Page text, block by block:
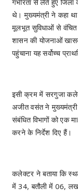
थे। मुख्यमंत्री ने कहा था
मूलभूत सुविधाओं से वंचित
शासन की योजनाओं
पहुंचाना यह सर्वोच्च
इसी क्रम में सरगुजा
अजीत वसंत ने मुख्यमंत्री
संबंधित विभागों को एक
करने के निर्देश दिए हैं।
कलेक्टर ने बताया कि
में 34, बतौली में 06,